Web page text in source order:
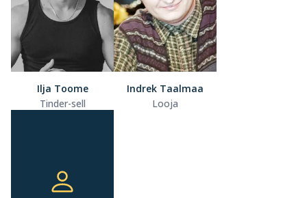
Ilja Toome
Tinder-sell
Indrek Taalmaa
Looja